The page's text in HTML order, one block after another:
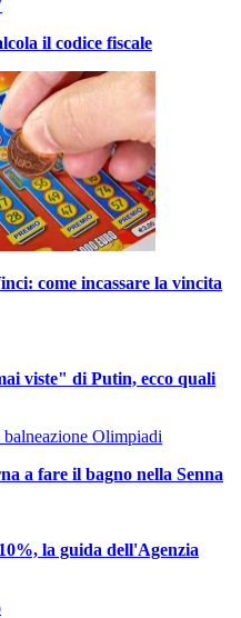
il codice fiscale
come incassare la vincita
viste" di Putin, ecco quali
a fare il bagno nella Senna
la guida dell'Agenzia